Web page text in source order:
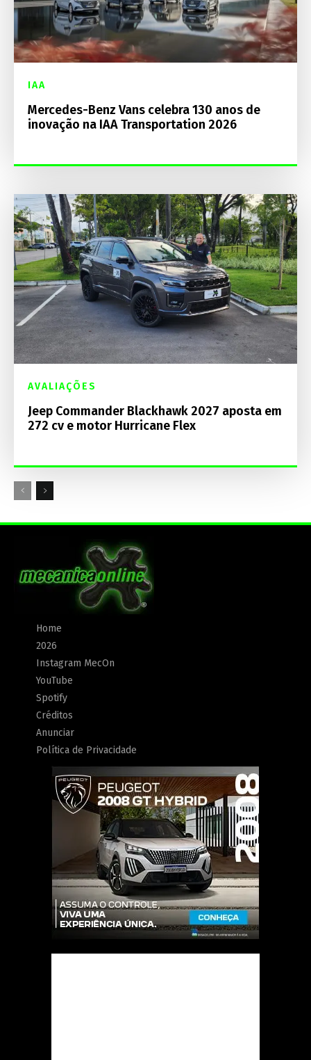
IAA
Mercedes-Benz Vans celebra 130 anos de
inovação na IAA Transportation 2026
AVALIAÇÕES
Jeep Commander Blackhawk 2027 aposta em
272 cv e motor Hurricane Flex
Home
2026
Instagram MecOn
YouTube
Spotify
Créditos
Anunciar
Política de Privacidade